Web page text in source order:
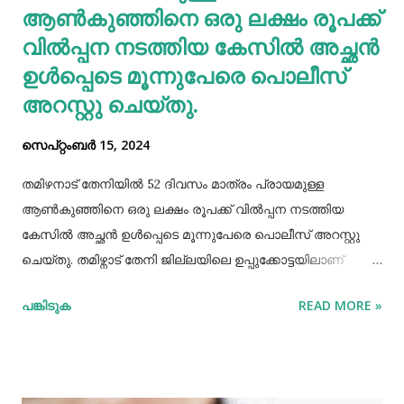
യൂറിക് ആസിഡ് നിങ്ങളുടെ രക്തത്തിൽ ഞെരുങ...
ആണ്‍കുഞ്ഞിനെ ഒരു ലക്ഷം രൂപക്ക്
വില്‍പ്പന നടത്തിയ കേസില്‍ അച്ഛൻ
ഉള്‍പ്പെടെ മൂന്നുപേരെ പൊലീസ്
അറസ്റ്റു ചെയ്തു.
സെപ്റ്റംബർ 15, 2024
തമിഴനാട് തേനിയില്‍ 52 ദിവസം മാത്രം പ്രായമുള്ള
ആണ്‍കുഞ്ഞിനെ ഒരു ലക്ഷം രൂപക്ക് വില്‍പ്പന നടത്തിയ
കേസില്‍ അച്ഛൻ ഉള്‍പ്പെടെ മൂന്നുപേരെ പൊലീസ് അറസ്റ്റു
ചെയ്തു. തമിഴ്നാട് തേനി ജില്ലയിലെ ഉപ്പുക്കോട്ടയിലാണ്
സ്വദേശികളായ ദമ്ബതികളുമാണ് അറസ്റ്റിലായത്. തേനി
പങ്കിടുക READ MORE »